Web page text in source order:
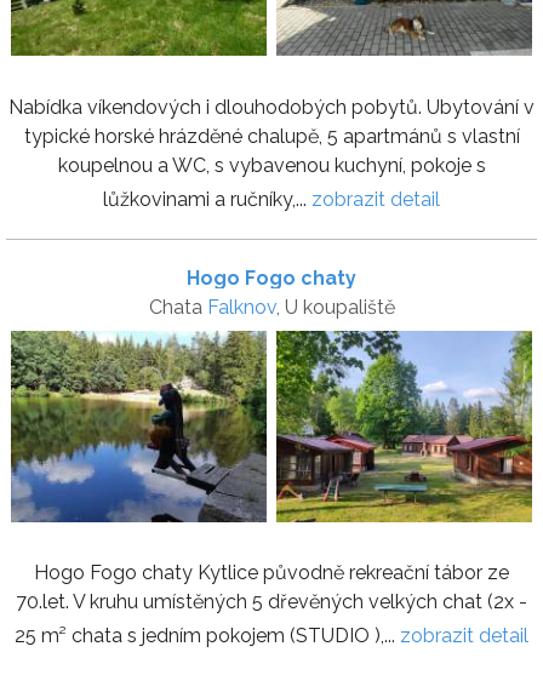
Nabídka víkendových i dlouhodobých pobytů. Ubytování v
typické horské hrázděné chalupě, 5 apartmánů s vlastní
koupelnou a WC, s vybavenou kuchyní, pokoje s
lůžkovinami a ručníky,... zobrazit detail
Hogo Fogo chaty
Chata Falknov, U koupaliště
Hogo Fogo chaty Kytlice původně rekreační tábor ze
70.let. V kruhu umístěných 5 dřevěných velkých chat (2x -
25 m² chata s jedním pokojem (STUDIO ),... zobrazit detail